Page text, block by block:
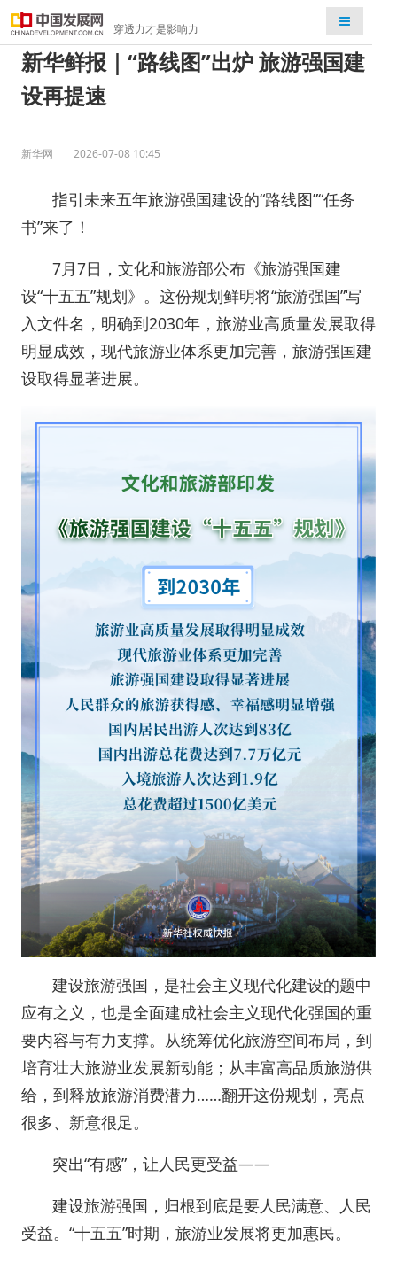
穿透力才是影响力
检索
新华鲜报｜“路线图”出炉 旅游强国建
设再提速
新华网 2026-07-08 10:45
指引未来五年旅游强国建设的“路线图”“任务
书”来了！
7月7日，文化和旅游部公布《旅游强国建
设“十五五”规划》。这份规划鲜明将“旅游强国”写
入文件名，明确到2030年，旅游业高质量发展取得
明显成效，现代旅游业体系更加完善，旅游强国建
设取得显著进展。
建设旅游强国，是社会主义现代化建设的题中
应有之义，也是全面建成社会主义现代化强国的重
要内容与有力支撑。从统筹优化旅游空间布局，到
培育壮大旅游业发展新动能；从丰富高品质旅游供
给，到释放旅游消费潜力……翻开这份规划，亮点
很多、新意很足。
突出“有感”，让人民更受益——
建设旅游强国，归根到底是要人民满意、人民
受益。“十五五”时期，旅游业发展将更加惠民。